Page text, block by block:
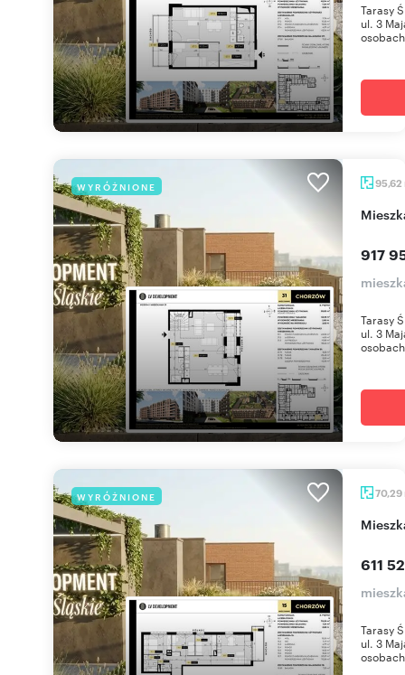
Tarasy
ul. 3
WYRÓŻNIONE 95,62
917
Tarasy
ul. 3
WYRÓŻNIONE 70,29
611
Tarasy
ul. 3